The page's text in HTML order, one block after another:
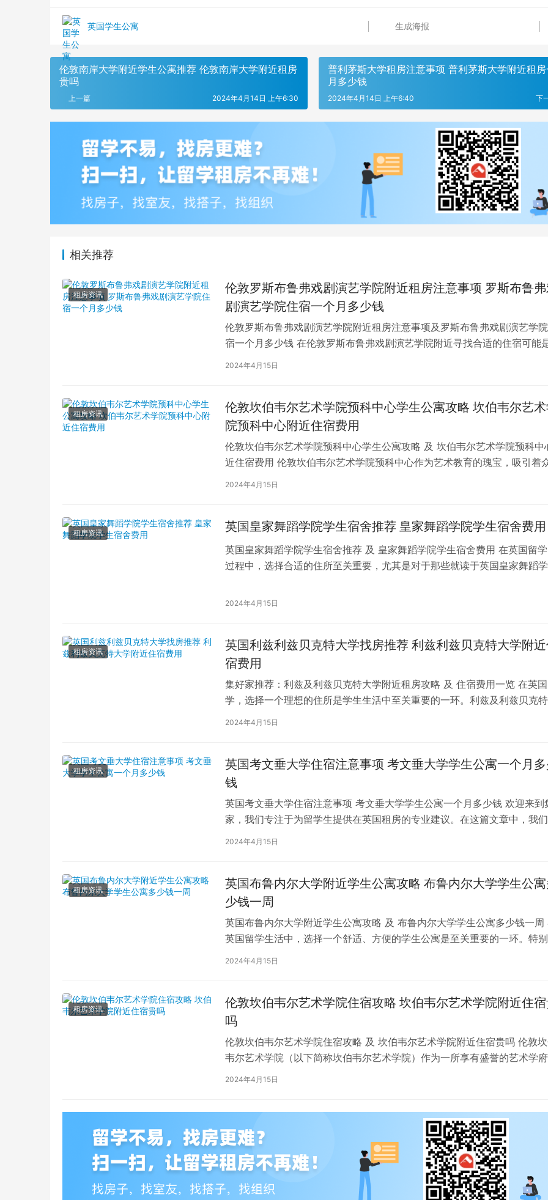
英国学生公寓 生成海报
伦敦南岸大学附近学生公寓推荐 伦敦南岸大学附近租房
贵吗
上一篇 2024年4月14日 上午6:30
普利茅斯大学租房注意事项 普利茅斯大学附近租房
月多少钱
下
2024年4月14日 上午6:40
相关推荐
租房资讯
伦敦罗斯布鲁弗戏剧演艺学院附近租房注意事项 罗斯布鲁
剧演艺学院住宿一个月多少钱
伦敦罗斯布鲁弗戏剧演艺学院附近租房注意事项及罗斯布鲁弗戏剧演艺学
宿一个月多少钱 在伦敦罗斯布鲁弗戏剧演艺学院附近寻找合适的住宿可能
学生活中的一项关键任务。为了帮助您顺利完成…
2024年4月15日
租房资讯
伦敦坎伯韦尔艺术学院预科中心学生公寓攻略 坎伯韦尔艺
院预科中心附近住宿费用
伦敦坎伯韦尔艺术学院预科中心学生公寓攻略 及 坎伯韦尔艺术学院预科中
近住宿费用 伦敦坎伯韦尔艺术学院预科中心作为艺术教育的瑰宝，吸引着
2024年4月15日
租房资讯 英国皇家舞蹈学院学生宿舍推荐 皇家舞蹈学院学生宿舍费用
英国皇家舞蹈学院学生宿舍推荐 及 皇家舞蹈学院学生宿舍费用 在英国留
过程中，选择合适的住所至关重要，尤其是对于那些就读于英国皇家舞蹈学
2024年4月15日
租房资讯
英国利兹利兹贝克特大学找房推荐 利兹利兹贝克特大学附
宿费用
集好家推荐：利兹及利兹贝克特大学附近租房攻略 及 住宿费用一览 在英
学，选择一个理想的住所是学生生活中至关重要的一环。利兹及利兹贝克特
学（以下简称利兹贝大）作为英国一所卓越的…
2024年4月15日
租房资讯
英国考文垂大学住宿注意事项 考文垂大学学生公寓一个月
钱
英国考文垂大学住宿注意事项 考文垂大学学生公寓一个月多少钱 欢迎来到
家，我们专注于为留学生提供在英国租房的专业建议。在这篇文章中，我们
深入探讨英国考文垂大学住宿的注意事项，以…
2024年4月15日
租房资讯
英国布鲁内尔大学附近学生公寓攻略 布鲁内尔大学学生公寓
少钱一周
英国布鲁内尔大学附近学生公寓攻略 及 布鲁内尔大学学生公寓多少钱一周
英国留学生活中，选择一个舒适、方便的学生公寓是至关重要的一环。特别
2024年4月15日
租房资讯
伦敦坎伯韦尔艺术学院住宿攻略 坎伯韦尔艺术学院附近住
吗
伦敦坎伯韦尔艺术学院住宿攻略 及 坎伯韦尔艺术学院附近住宿贵吗 伦敦
韦尔艺术学院（以下简称坎伯韦尔艺术学院）作为一所享有盛誉的艺术学府
吸引了全球各地的学子前来学习。而对于即将…
2024年4月15日